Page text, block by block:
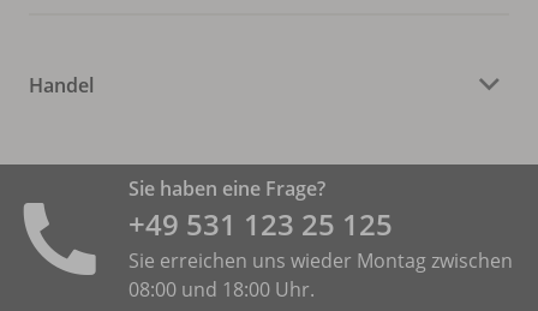
Handel
Sie haben eine Frage?
+49 531 ­123 25 125
Sie erreichen uns wieder Montag zwischen
08:00 und 18:00 Uhr.